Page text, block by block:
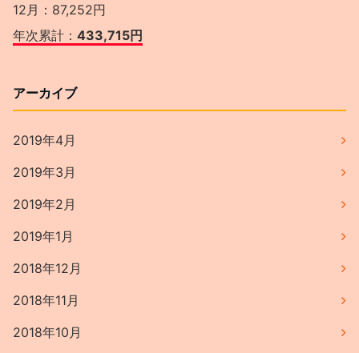
12月：87,252円
年次累計： 433,715円
アーカイブ
2019年4月
2019年3月
2019年2月
2019年1月
2018年12月
2018年11月
2018年10月